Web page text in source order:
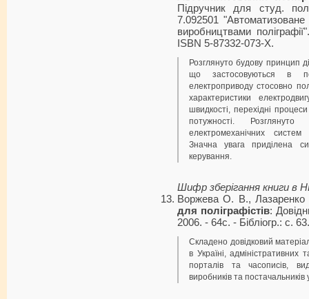
Підручник для студ.
7.092501
виробництвами
ISBN 5-87332-073-X.
Розглянуто будову принцип
що застосовуються в
електроприводу стосовно
характеристики
швидкості, перехідні
потужності.
електромеханічних
Значна увага приділена
керування.
Шифр зберігання книги в
Воржева О. В.,
для поліграфістів:
2006. - 64с. - Бібліогр.: с.
Складено довідковий
в Україні, адміністративних
порталів та часописів,
виробників та